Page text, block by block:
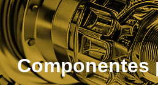
Componentes